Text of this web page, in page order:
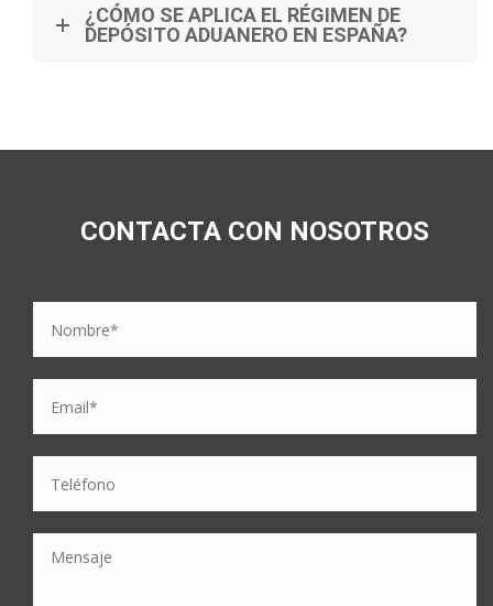
¿CÓMO SE APLICA EL RÉGIMEN DE
DEPÓSITO ADUANERO EN ESPAÑA?
CONTACTA CON NOSOTROS